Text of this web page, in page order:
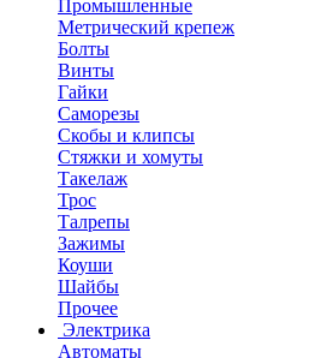
Промышленные
Метрический крепеж
Болты
Винты
Гайки
Саморезы
Скобы и клипсы
Стяжки и хомуты
Такелаж
Трос
Талрепы
Зажимы
Коуши
Шайбы
Прочее
Электрика
Автоматы